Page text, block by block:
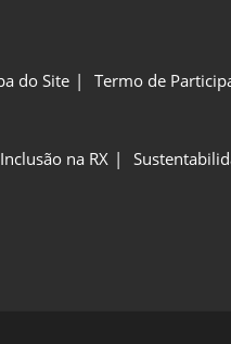
do Site Termo de
na RX